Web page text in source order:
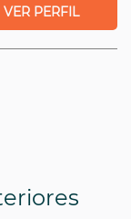
VER PERFIL